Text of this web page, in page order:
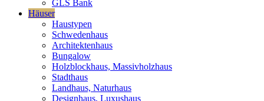
GLS Bank
Häuser
Haustypen
Schwedenhaus
Architektenhaus
Bungalow
Holzblockhaus, Massivholzhaus
Stadthaus
Landhaus, Naturhaus
Designhaus, Luxushaus